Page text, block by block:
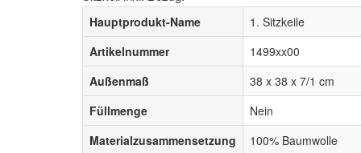
Hauptprodukt-Name
1. Sitzkeile
Artikelnummer
1499xx00
Außenmaß
38 x 38 x 7/1 cm
Füllmenge
Nein
Materialzusammensetzung
100% Baumwolle